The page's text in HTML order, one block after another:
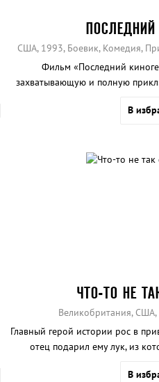
ПОСЛЕДНИЙ
США, 1993, Боевик, Комедия,
Фильм «Последний
захватывающую и полную
В
ЧТО-ТО НЕ
Великобритания,
Главный герой истории рос в
отец подарил ему лук, из
В